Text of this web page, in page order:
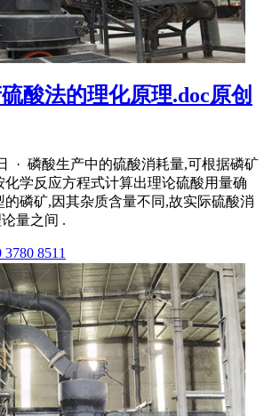
酸法的理化原理.doc原创
· 磷酸生产中的硫酸消耗量,可根据磷矿
化学反应方程式计算出理论硫酸用量确
的磷矿,因其杂质含量不同,故实际硫酸消
量之间 .
8511